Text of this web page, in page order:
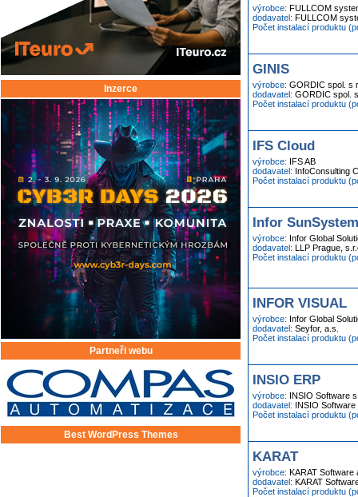
Inzerce
Partneři webu
Best WordPress Themes
výrobce: FULLCOM
dodavatel: FULLCOM
Počet instalací produktu
GINIS
výrobce: GORDIC spol. s
dodavatel: GORDIC spol.
Počet instalací produktu
IFS Cloud
výrobce: IFS AB
dodavatel: InfoConsulting
Počet instalací produktu
Infor
výrobce: Infor Global
dodavatel: LLP Prague,
Počet instalací produktu
INFOR VISUAL
výrobce: Infor Global
dodavatel: Seyfor, a.s.
Počet instalací produktu
INSIO ERP
výrobce: INSIO Software
dodavatel: INSIO Software
Počet instalací produktu
KARAT
výrobce: KARAT Software
dodavatel: KARAT
Počet instalací produktu